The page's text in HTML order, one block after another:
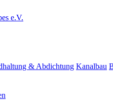
& Abdichtung Kanalbau